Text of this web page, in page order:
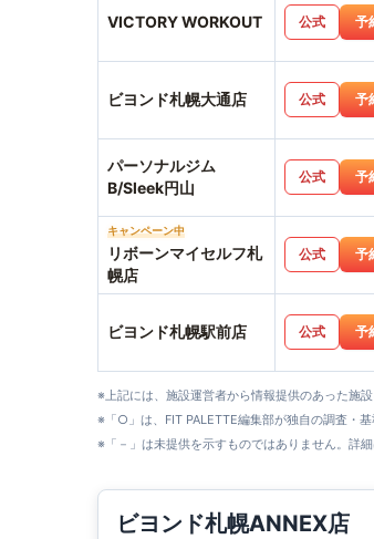
VICTORY WORKOUT 公式 予
ビヨンド札幌大通店 公式 予
パーソナルジム
B/Sleek円山
公式 予
キャンペーン中
リボーンマイセルフ札
幌店
公式 予
ビヨンド札幌駅前店 公式 予
※上記には、施設運営者から情報提供のあった施
※「○」は、FIT PALETTE編集部が独自の調査・
※「－」は未提供を示すものではありません。詳
ビヨンド札幌ANNEX店